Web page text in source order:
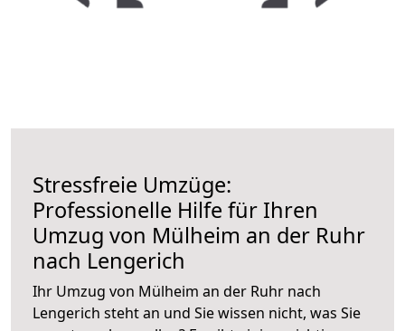
Stressfreie Umzüge:
Professionelle Hilfe für Ihren
Umzug von Mülheim an der Ruhr
nach Lengerich
Ihr Umzug von Mülheim an der Ruhr nach
Lengerich steht an und Sie wissen nicht, was Sie